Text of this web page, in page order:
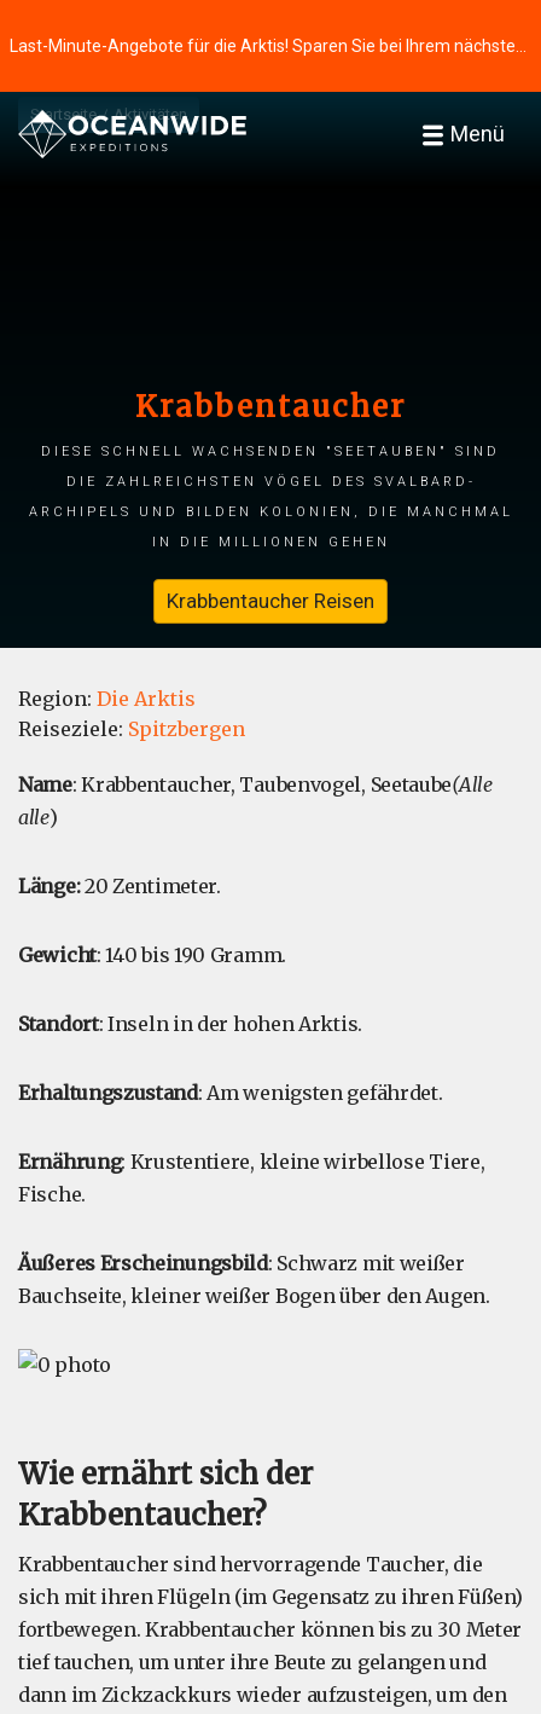
Menü
Startseite Aktivitäten
Krabbentaucher
Diese schnell wachsenden "Seetauben" sind
die zahlreichsten Vögel des Svalbard-
Archipels und bilden Kolonien, die manchmal
in die Millionen gehen
Krabbentaucher Reisen
Region: Die Arktis
Reiseziele: Spitzbergen
Name: Krabbentaucher, Taubenvogel, Seetaube(Alle
alle)
Länge:20 Zentimeter.
Gewicht: 140 bis 190 Gramm.
Standort: Inseln in der hohen Arktis.
Erhaltungszustand: Am wenigsten gefährdet.
Ernährung: Krustentiere, kleine wirbellose Tiere,
Fische.
Äußeres Erscheinungsbild: Schwarz mit weißer
Bauchseite, kleiner weißer Bogen über den Augen.
Wie ernährt sich der
Krabbentaucher?
Krabbentaucher sind hervorragende Taucher, die
sich mit ihren Flügeln (im Gegensatz zu ihren Füßen)
fortbewegen. Krabbentaucher können bis zu 30 Meter
tief tauchen, um unter ihre Beute zu gelangen und
dann im Zickzackkurs wieder aufzusteigen, um den